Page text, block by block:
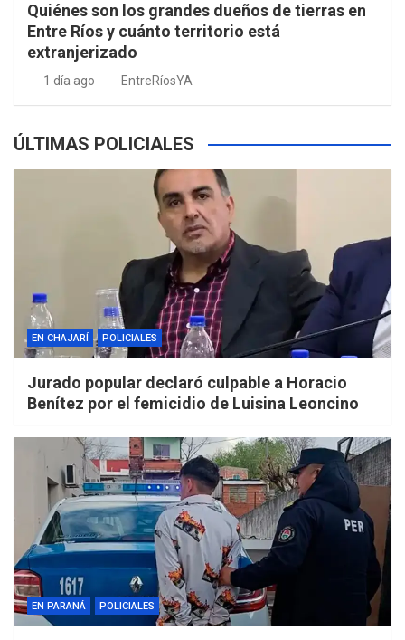
Quiénes son los grandes dueños de tierras en
Entre Ríos y cuánto territorio está
extranjerizado
1 día ago EntreRíosYA
ÚLTIMAS POLICIALES
EN CHAJARÍ POLICIALES
Jurado popular declaró culpable a Horacio
Benítez por el femicidio de Luisina Leoncino
EN PARANÁ POLICIALES